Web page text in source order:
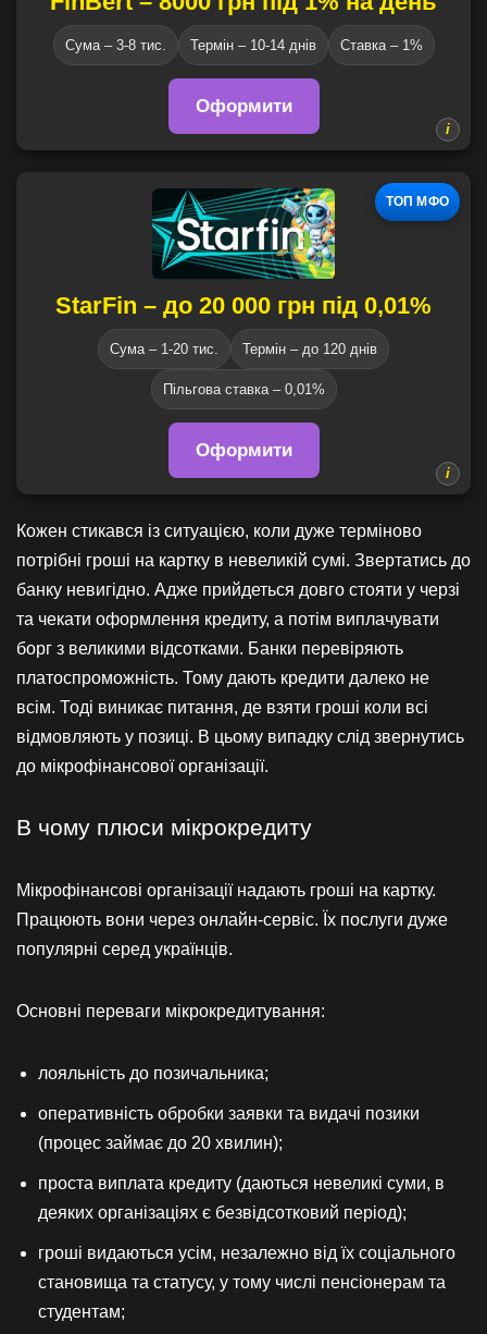
Сума – 3-8 тис. Термін – 10-14 днів Ставка – 1%
Оформити
ТОП МФО
StarFin – до 20 000 грн під 0,01%
Сума – 1-20 тис. Термін – до 120 днів
Пільгова ставка – 0,01%
Оформити
Кожен стикався із ситуацією, коли дуже терміново
потрібні гроші на картку в невеликій сумі. Звертатись до
банку невигідно. Адже прийдеться довго стояти у черзі
та чекати оформлення кредиту, а потім виплачувати
борг з великими відсотками. Банки перевіряють
платоспроможність. Тому дають кредити далеко не
всім. Тоді виникає питання, де взяти гроші коли всі
відмовляють у позиці. В цьому випадку слід звернутись
до мікрофінансової організації.
В чому плюси мікрокредиту
Мікрофінансові організації надають гроші на картку.
Працюють вони через онлайн-сервіс. Їх послуги дуже
популярні серед українців.
Основні переваги мікрокредитування:
лояльність до позичальника;
оперативність обробки заявки та видачі позики
(процес займає до 20 хвилин);
проста виплата кредиту (даються невеликі суми, в
деяких організаціях є безвідсотковий період);
гроші видаються усім, незалежно від їх соціального
становища та статусу, у тому числі пенсіонерам та
студентам;